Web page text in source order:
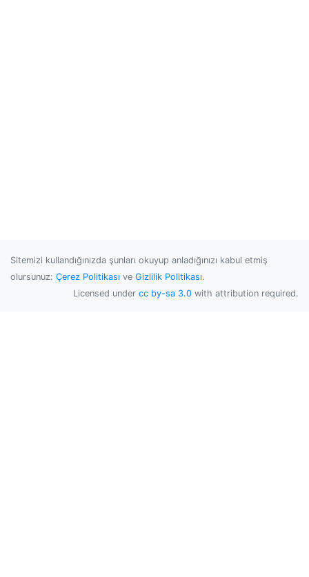
Sitemizi kullandığınızda şunları okuyup anladığınızı kabul etmiş
olursunuz: Çerez Politikası ve Gizlilik Politikası.
Licensed under cc by-sa 3.0 with attribution required.